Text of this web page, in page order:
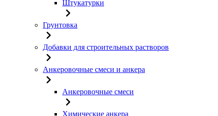
Штукатурки
Грунтовка
Добавки для строительных растворов
Анкеровочные смеси и анкера
Анкеровочные смеси
Химические анкера